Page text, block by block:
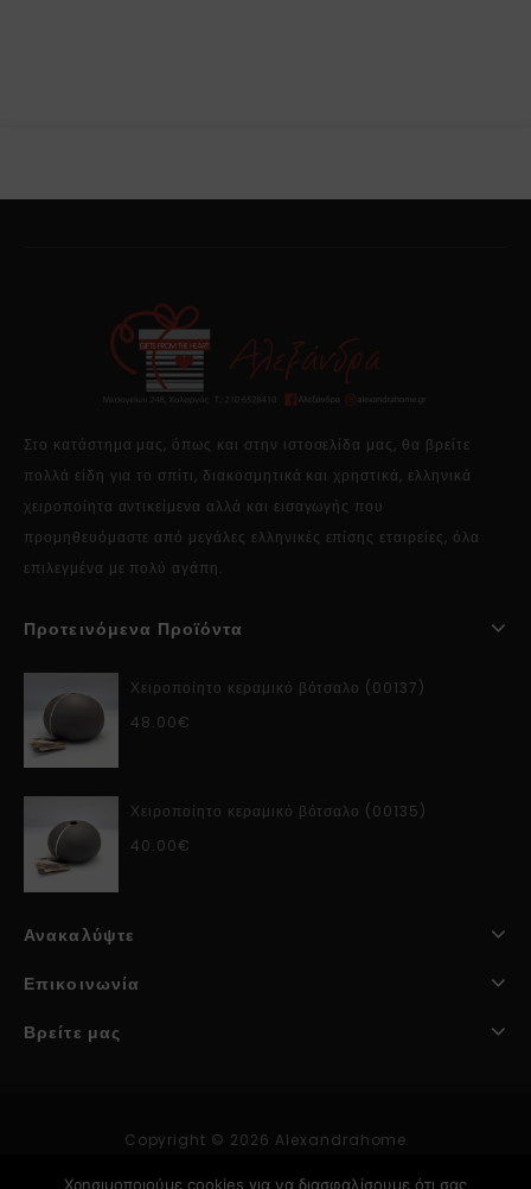
Στο κατάστημα μας, όπως και στην ιστοσελίδα μας, θα βρείτε
πολλά είδη για το σπίτι, διακοσμητικά και χρηστικά, ελληνικά
χειροποίητα αντικείμενα αλλά και εισαγωγής που
προμηθευόμαστε από μεγάλες ελληνικές επίσης εταιρείες, όλα
επιλεγμένα με πολύ αγάπη.
Προτεινόμενα Προϊόντα
Χειροποίητο κεραμικό βότσαλο (00137)
48.00€
Χειροποίητο κεραμικό βότσαλο (00135)
40.00€
Ανακαλύψτε
Επικοινωνία
Βρείτε μας
Copyright © 2026 Alexandrahome
Χρησιμοποιούμε cookies για να διασφαλίσουμε ότι σας